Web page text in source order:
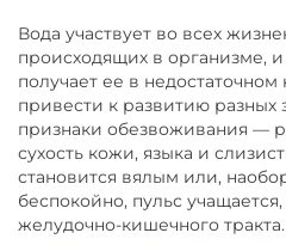
Вода участвует во всех
происходящих в организме,
получает ее в
привести к развитию
признаки обезвоживания —
сухость кожи, языка и
становится вялым или,
беспокойно, пульс
желудочно-кишечного тракта.